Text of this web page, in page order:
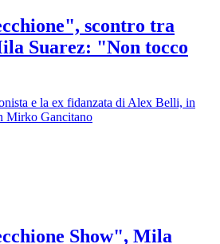
scontro tra
Suarez: "Non tocco
e la ex fidanzata di Alex Belli, in
Mirko Gancitano
Show", Mila